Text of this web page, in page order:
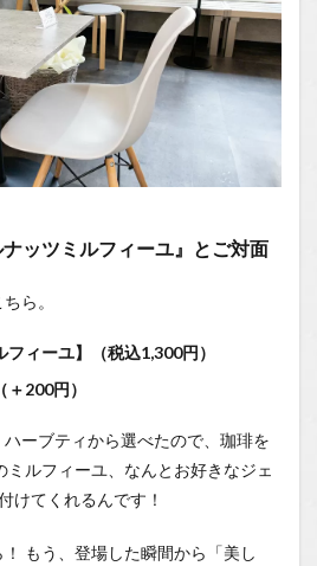
ッツミルフィーユ』とご対面
ら。
フィーユ】（税込1,300円）
＋200円）
ハーブティから選べたので、珈琲を
ルフィーユ、なんとお好きなジェ
けてくれるんです！
もう、登場した瞬間から「美し